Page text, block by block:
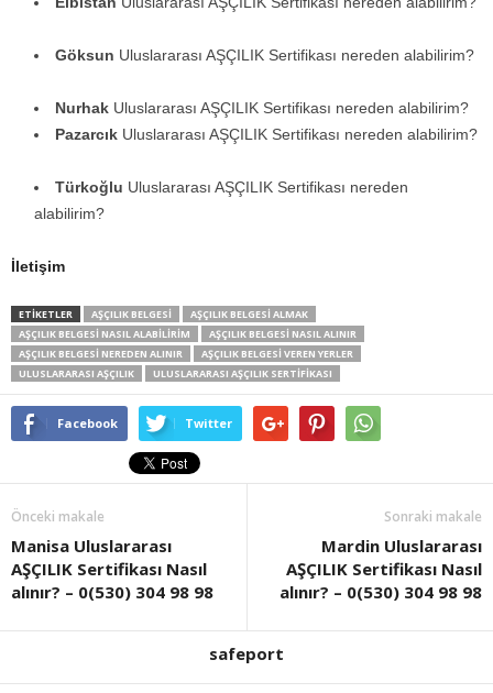
Göksun Uluslararası AŞÇILIK Sertifikası nereden alabilirim?
Nurhak Uluslararası AŞÇILIK Sertifikası nereden alabilirim?
Pazarcık Uluslararası AŞÇILIK Sertifikası nereden alabilirim?
Türkoğlu Uluslararası AŞÇILIK Sertifikası nereden
alabilirim?
İletişim
ETİKETLER AŞÇILIK BELGESI
AŞÇILIK BELGESI ALMAK
AŞÇILIK BELGESI NASIL ALABILIRIM
AŞÇILIK BELGESI NASIL ALINIR
AŞÇILIK BELGESI NEREDEN ALINIR
AŞÇILIK BELGESI VEREN YERLER
ULUSLARARASI AŞÇILIK
ULUSLARARASI AŞÇILIK SERTIFIKASI
Facebook Twitter
Önceki makale
Manisa Uluslararası
AŞÇILIK Sertifikası Nasıl
alınır? – 0(530) 304 98 98
Sonraki makale
Mardin Uluslararası
AŞÇILIK Sertifikası Nasıl
alınır? – 0(530) 304 98 98
safeport